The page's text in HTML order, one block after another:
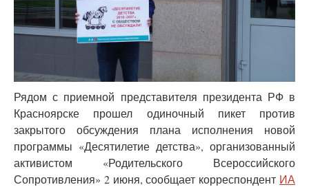
Рядом с приемной представителя президента РФ в
Красноярске прошел одиночный пикет против
закрытого обсуждения плана исполнения новой
программы «Десятилетие детства», организованный
активистом «Родительского Всероссийского
Сопротивления» 2 июня, сообщает корреспондент ИА